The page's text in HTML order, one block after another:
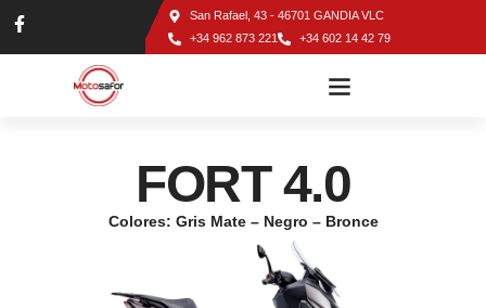
San Rafael, 43 - 46701 GANDIA VLC
+34 962 873 221
+34 602 14 42 79
FORT 4.0
Colores: Gris Mate – Negro – Bronce